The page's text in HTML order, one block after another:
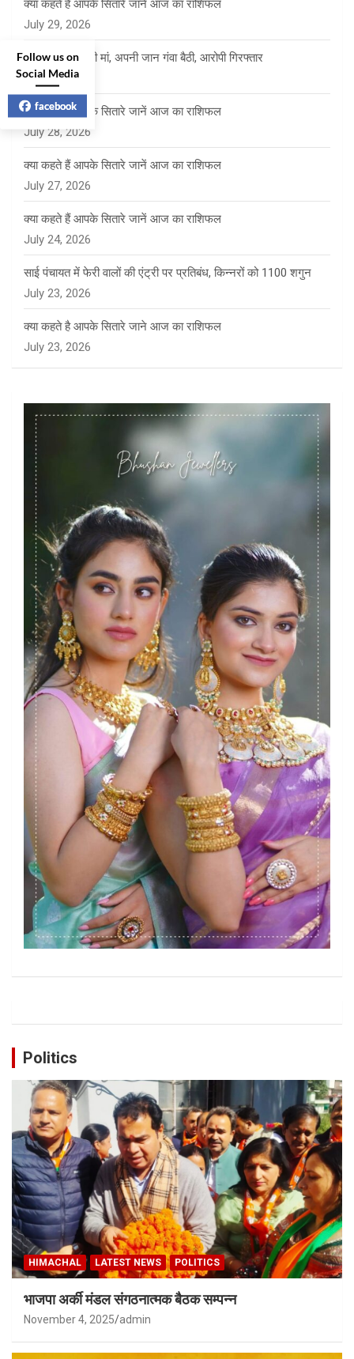
क्या कहते हैं आपके सितारे जानें आज का राशिफल
July 29, 2026
बेटे को बचाने दौड़ी मां, अपनी जान गंवा बैठी, आरोपी गिरफ्तार
July 28, 2026
क्या कहते हैं आपके सितारे जानें आज का राशिफल
July 28, 2026
क्या कहते हैं आपके सितारे जानें आज का राशिफल
July 27, 2026
क्या कहते हैं आपके सितारे जानें आज का राशिफल
July 24, 2026
साई पंचायत में फेरी वालों की एंट्री पर प्रतिबंध, किन्नरों को 1100 शगुन
July 23, 2026
क्या कहते है आपके सितारे जाने आज का राशिफल
July 23, 2026
Politics
HIMACHAL LATEST NEWS POLITICS
भाजपा अर्की मंडल संगठनात्मक बैठक सम्पन्न
November 4, 2025 admin
Follow us on
Social Media
facebook